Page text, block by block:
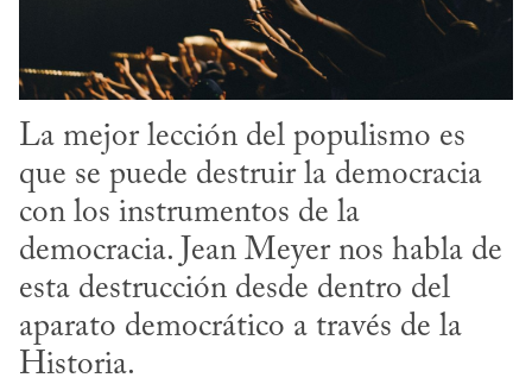
La mejor lección del populismo es
que se puede destruir la democracia
con los instrumentos de la
democracia. Jean Meyer nos habla de
esta destrucción desde dentro del
aparato democrático a través de la
Historia.